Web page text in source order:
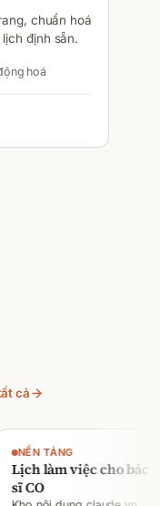
chuẩn hoá
định sẵn.
hoá
cả
NỀN TẢNG
Lịch làm việc cho bác
sĩ CO